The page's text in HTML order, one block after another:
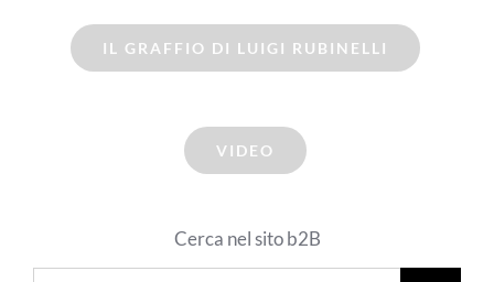
IL GRAFFIO DI LUIGI RUBINELLI
VIDEO
Cerca nel sito b2B